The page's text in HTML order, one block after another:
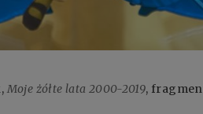
Moje żółte lata 2000-2019,